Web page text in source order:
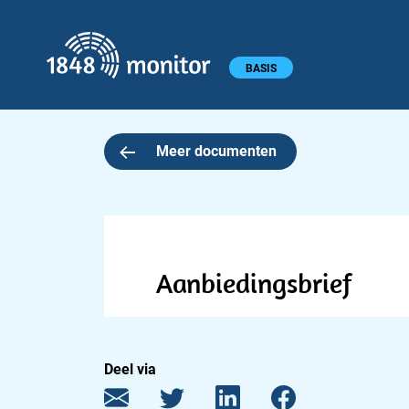
Hoofdmenu BASIS
Meer documenten
Aanbiedingsbrief
Deel via